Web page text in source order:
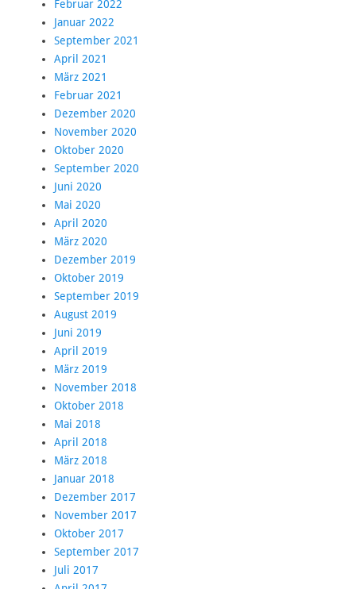
Februar 2022
Januar 2022
September 2021
April 2021
März 2021
Februar 2021
Dezember 2020
November 2020
Oktober 2020
September 2020
Juni 2020
Mai 2020
April 2020
März 2020
Dezember 2019
Oktober 2019
September 2019
August 2019
Juni 2019
April 2019
März 2019
November 2018
Oktober 2018
Mai 2018
April 2018
März 2018
Januar 2018
Dezember 2017
November 2017
Oktober 2017
September 2017
Juli 2017